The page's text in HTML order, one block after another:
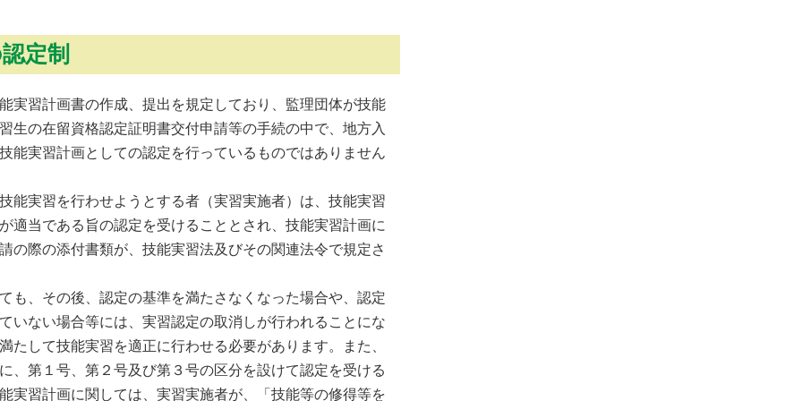
定制
実習計画書の作成、提出を規定しており、監理団体が技能
生の在留資格認定証明書交付申請等の手続の中で、地方入
能実習計画としての認定を行っているものではありません
能実習を行わせようとする者（実習実施者）は、技能実習
適当である旨の認定を受けることとされ、技能実習計画に
の際の添付書類が、技能実習法及びその関連法令で規定さ
も、その後、認定の基準を満たさなくなった場合や、認定
いない場合等には、実習認定の取消しが行われることにな
たして技能実習を適正に行わせる必要があります。また、
、第１号、第２号及び第３号の区分を設けて認定を受ける
実習計画に関しては、実習実施者が、「技能等の修得等を